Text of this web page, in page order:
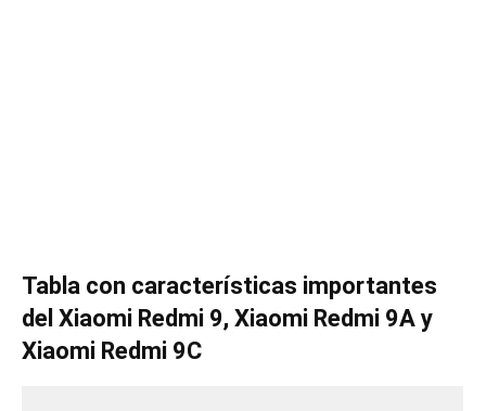
Tabla con características importantes
del Xiaomi Redmi 9, Xiaomi Redmi 9A y
Xiaomi Redmi 9C